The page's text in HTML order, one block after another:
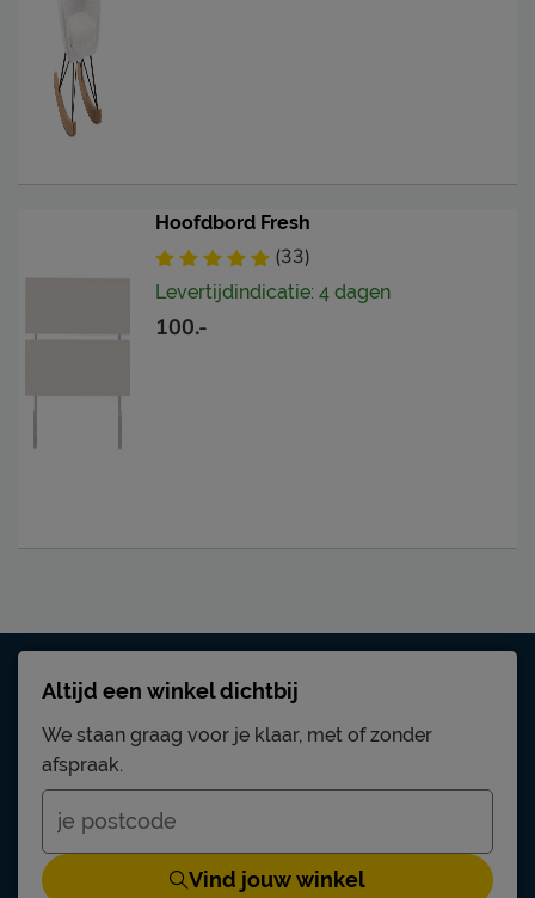
Hoofdbord Fresh
(33)
Levertijdindicatie: 4 dagen
100.-
Altijd een winkel dichtbij
We staan graag voor je klaar, met of zonder
afspraak.
Vind jouw winkel